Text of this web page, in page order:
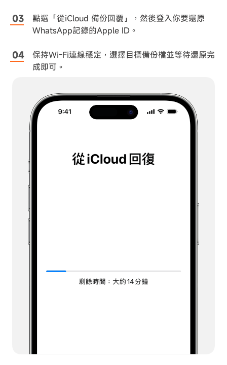
點選「從iCloud 備份回覆」，然後登入你要還原
WhatsApp記錄的Apple ID。
保持Wi-Fi連線穩定，選擇目標備份檔並等待還原完
成即可。